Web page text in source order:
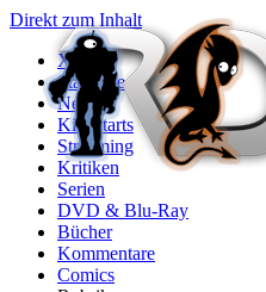
Direkt zum Inhalt
X
Startseite
News
Kinostarts
Streaming
Kritiken
Serien
DVD & Blu-Ray
Bücher
Kommentare
Comics